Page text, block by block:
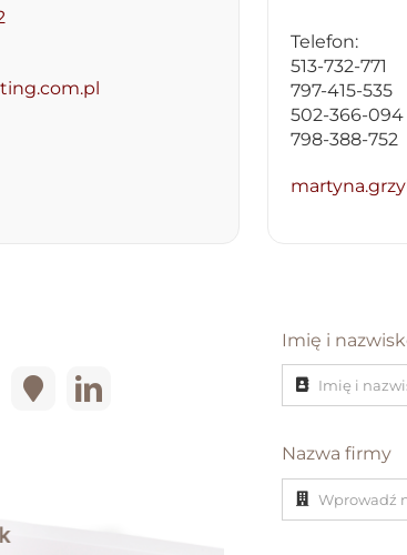
Telefon:
513-732-771
797-415-535
502-366-094
798-388-752
Imię i
Nazwa firmy